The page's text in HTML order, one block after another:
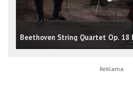
Beethoven String Quartet Op. 18